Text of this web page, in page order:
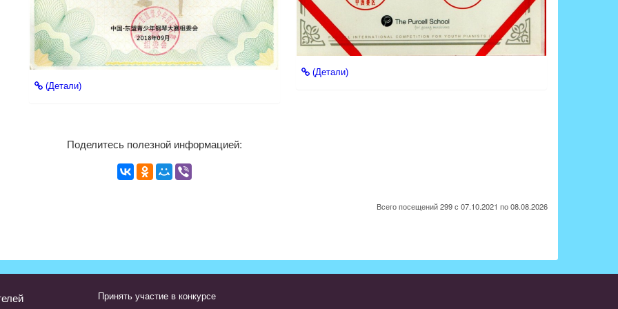
(Детали)
(Детали)
Поделитесь полезной информацией:
Всего посещений 299 с 07.10.2021 по 08.08.2026
Принять участие в конкурсе